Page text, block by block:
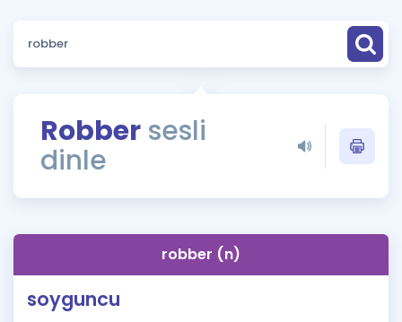
Sözlük
Rehberlik Aracı
ÖSYM Sınav Takvimi
İngilizce Gramer
Hakkımızda
Robber sesli
dinle
robber (n)
soyguncu